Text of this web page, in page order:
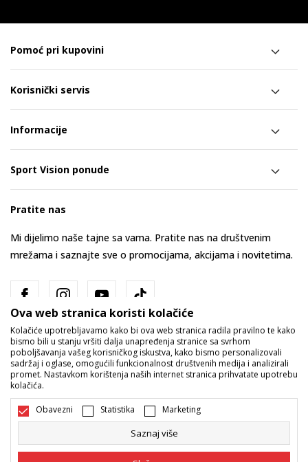
Pomoć pri kupovini
Korisnički servis
Informacije
Sport Vision ponude
Pratite nas
Mi dijelimo naše tajne sa vama. Pratite nas na društvenim
mrežama i saznajte sve o promocijama, akcijama i novitetima.
Bosna i Hercegovina Promijenite
Ova web stranica koristi kolačiće
Kolačiće upotrebljavamo kako bi ova web stranica radila pravilno te kako
bismo bili u stanju vršiti dalja unapređenja stranice sa svrhom
poboljšavanja vašeg korisničkog iskustva, kako bismo personalizovali
sadržaj i oglase, omogućili funkcionalnost društvenih medija i analizirali
promet. Nastavkom korištenja naših internet stranica prihvatate upotrebu
kolačića.
Obavezni Statistika Marketing
Saznaj više